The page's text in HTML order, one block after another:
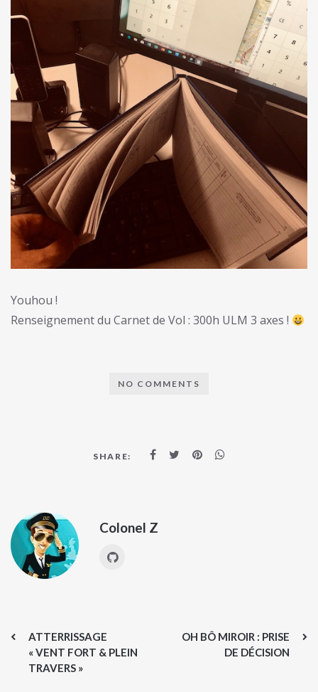
Youhou !
Renseignement du Carnet de Vol : 300h ULM 3 axes !
NO COMMENTS
SHARE:
Colonel Z
ATTERRISSAGE
« VENT FORT & PLEIN
TRAVERS »
OH BÔ MIROIR : PRISE
DE DÉCISION